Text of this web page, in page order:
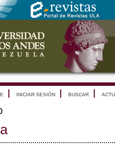
INICIAR SESIÓN BUSCAR